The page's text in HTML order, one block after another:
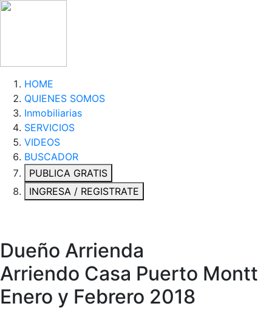
HOME
QUIENES SOMOS
Inmobiliarias
SERVICIOS
VIDEOS
BUSCADOR
PUBLICA GRATIS
INGRESA / REGISTRATE
Dueño Arrienda
Arriendo Casa Puerto Montt
Enero y Febrero 2018